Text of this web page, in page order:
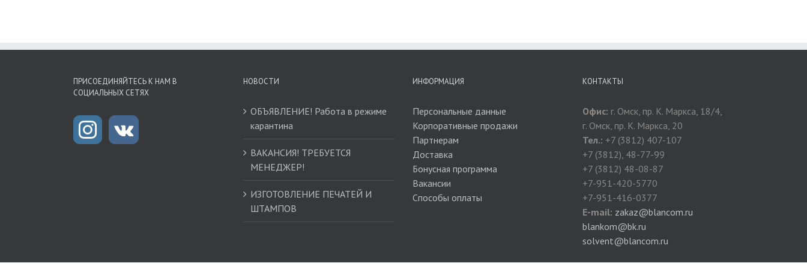
ПРИСОЕДИНЯЙТЕСЬ К НАМ В
СОЦИАЛЬНЫХ СЕТЯХ
НОВОСТИ
ОБЪЯВЛЕНИЕ! Работа в режиме
карантина
ВАКАНСИЯ! ТРЕБУЕТСЯ
МЕНЕДЖЕР!
ИЗГОТОВЛЕНИЕ ПЕЧАТЕЙ И
ШТАМПОВ
ИНФОРМАЦИЯ
Персональные данные
Корпоративные продажи
Партнерам
Доставка
Бонусная программа
Вакансии
Способы оплаты
КОНТАКТЫ
Офис: г. Омск, пр. К. Маркса, 18/4,
г. Омск, пр. К. Маркса, 20
Тел.: +7 (3812) 407-107
+7 (3812), 48-77-99
+7 (3812) 48-08-87
+7-951-420-5770
+7-951-416-0377
E-mail: zakaz@blancom.ru
blankom@bk.ru
solvent@blancom.ru